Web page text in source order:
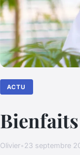
ACTU
Olivier•23 septembre